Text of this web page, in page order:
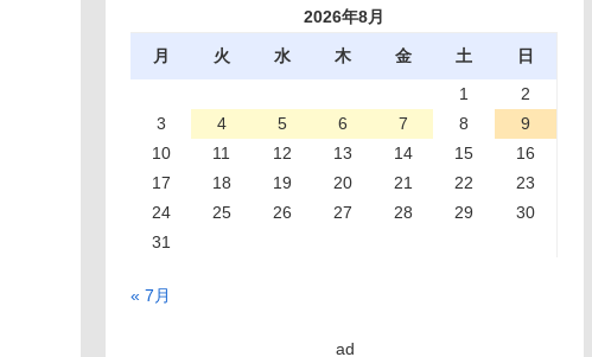
2026年8月
月 火 水 木 金 土
日
1
2
3
4 5 6 7 8
9
10
11 12 13 14 15
16
17
18 19 20 21 22
23
24
25 26 27 28 29
30
31
« 7月
ad